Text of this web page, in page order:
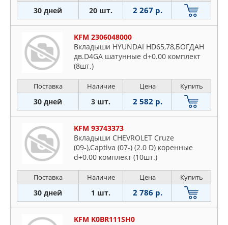
30 дней 20 шт. 2 267 р.
KFM 2306048000
Вкладыши HYUNDAI HD65,78,БОГДАН
дв.D4GA шатунные d+0.00 комплект
(8шт.)
Поставка Наличие Цена Купить
30 дней 3 шт. 2 582 р.
KFM 93743373
Вкладыши CHEVROLET Cruze
(09-),Captiva (07-) (2.0 D) коренные
d+0.00 комплект (10шт.)
Поставка Наличие Цена Купить
30 дней 1 шт. 2 786 р.
KFM K0BR111SH0